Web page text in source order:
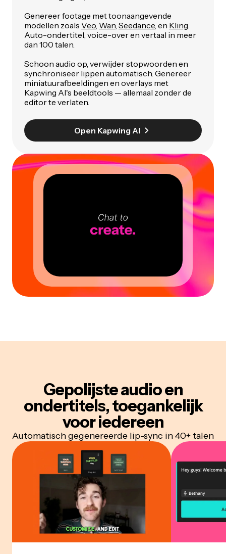
Genereer footage met toonaangevende
modellen zoals Veo Wan Seedance , en Kling
Auto-ondertitel, voice-over en vertaal in meer
dan 100 talen.
Schoon audio op, verwijder stopwoorden en
synchroniseer lippen automatisch. Genereer
miniatuurafbeeldingen en overlays met
Kapwing AI's beeldtools — allemaal zonder de
editor te verlaten.
Open Kapwing AI
Gepolijste audio en
ondertitels, toegankelijk
voor iedereen
Automatisch gegenereerde lip-sync in 40+ talen